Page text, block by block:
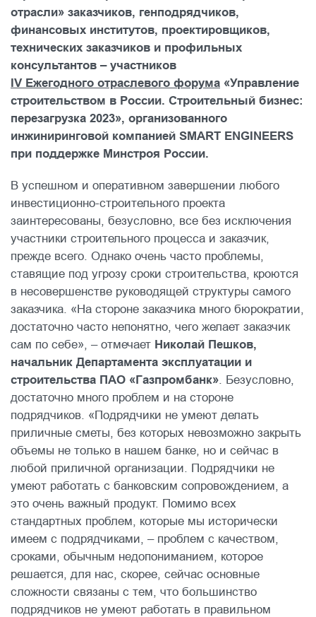
отрасли» заказчиков, генподрядчиков,
финансовых институтов, проектировщиков,
технических заказчиков и профильных
консультантов – участников
IV Ежегодного отраслевого форума «Управление
строительством в России. Строительный бизнес:
перезагрузка 2023», организованного
инжиниринговой компанией SMART ENGINEERS
при поддержке Минстроя России.
В успешном и оперативном завершении любого
инвестиционно-строительного проекта
заинтересованы, безусловно, все без исключения
участники строительного процесса и заказчик,
прежде всего. Однако очень часто проблемы,
ставящие под угрозу сроки строительства, кроются
в несовершенстве руководящей структуры самого
заказчика. «На стороне заказчика много бюрократии,
достаточно часто непонятно, чего желает заказчик
сам по себе», – отмечает Николай Пешков,
начальник Департамента эксплуатации и
строительства ПАО «Газпромбанк» . Безусловно,
достаточно много проблем и на стороне
подрядчиков. «Подрядчики не умеют делать
приличные сметы, без которых невозможно закрыть
объемы не только в нашем банке, но и сейчас в
любой приличной организации. Подрядчики не
умеют работать с банковским сопровождением, а
это очень важный продукт. Помимо всех
стандартных проблем, которые мы исторически
имеем с подрядчиками, – проблем с качеством,
сроками, обычным недопониманием, которое
решается, для нас, скорее, сейчас основные
сложности связаны с тем, что большинство
подрядчиков не умеют работать в правильном